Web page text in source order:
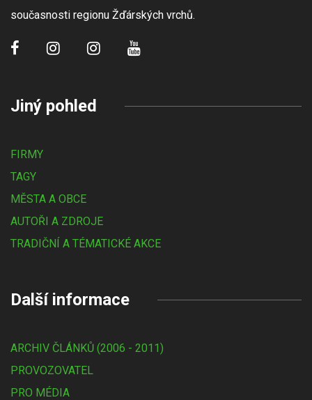
současnosti regionu Žďárských vrchů.
Jiný pohled
FIRMY
TAGY
MĚSTA A OBCE
AUTOŘI A ZDROJE
TRADIČNÍ A TÉMATICKÉ AKCE
Další informace
ARCHIV ČLÁNKŮ (2006 - 2011)
PROVOZOVATEL
PRO MÉDIA